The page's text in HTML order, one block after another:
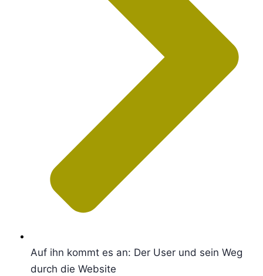
Auf ihn kommt es an: Der User und sein Weg
durch die Website